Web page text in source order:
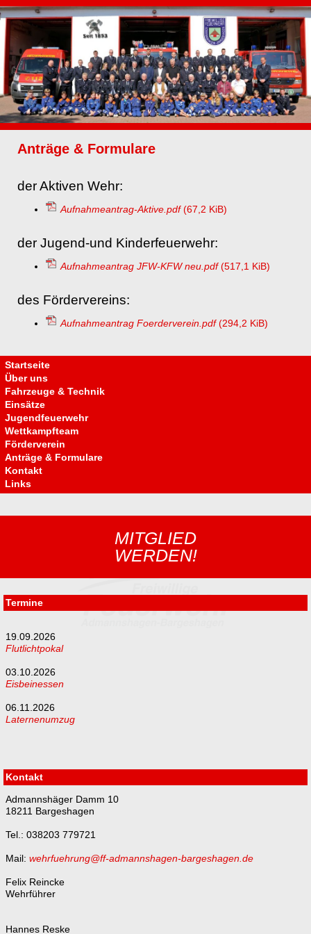
Anträge & Formulare
der Aktiven Wehr:
Aufnahmeantrag-Aktive.pdf(67,2 KiB)
der Jugend-und Kinderfeuerwehr:
Aufnahmeantrag JFW-KFW neu.pdf(517,1 KiB)
des Fördervereins:
Aufnahmeantrag Foerderverein.pdf(294,2 KiB)
überspringen
Startseite
Über uns
Fahrzeuge & Technik
Einsätze
Jugendfeuerwehr
Wettkampfteam
Förderverein
Anträge & Formulare
Kontakt
Links
MITGLIED
WERDEN!
Termine
19.09.2026
Flutlichtpokal
03.10.2026
Eisbeinessen
06.11.2026
Laternenumzug
Kontakt
Admannshäger Damm 10
18211 Bargeshagen
Tel.: 038203 779721
Mail: wehrfuehrung@ff-admannshagen-bargeshagen.de
Felix Reincke
Wehrführer
Hannes Reske